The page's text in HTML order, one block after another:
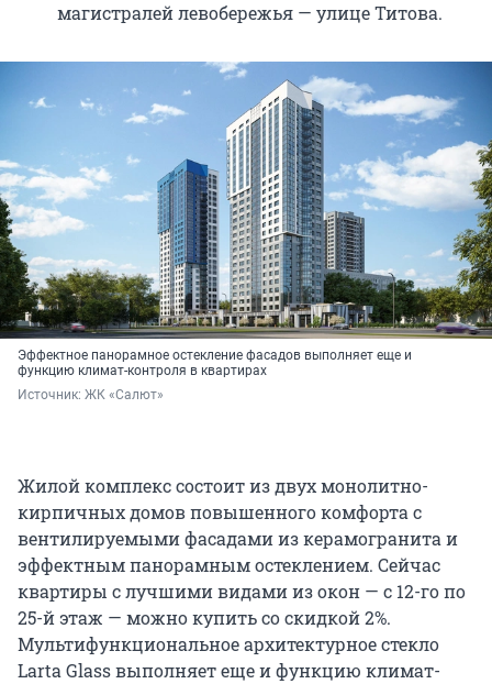
магистралей левобережья — улице Титова.
Эффектное панорамное остекление фасадов выполняет еще и
функцию климат-контроля в квартирах
Источник: ЖК «Салют»
Жилой комплекс состоит из двух монолитно-
кирпичных домов повышенного комфорта с
вентилируемыми фасадами из керамогранита и
эффектным панорамным остеклением. Сейчас
квартиры с лучшими видами из окон — с 12-го по
25-й этаж — можно купить со скидкой 2%.
Мультифункциональное архитектурное стекло
Larta Glass выполняет еще и функцию климат-